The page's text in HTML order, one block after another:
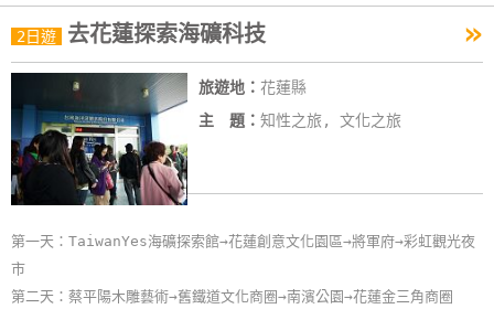
2日遊 去花蓮探索海礦科技 »
旅遊地： 花蓮縣
主 題： 知性之旅, 文化之旅
第一天：TaiwanYes海礦探索館→花蓮創意文化園區→將軍府→彩虹觀光夜
市
第二天：蔡平陽木雕藝術→舊鐵道文化商圈→南濱公園→花蓮金三角商圈